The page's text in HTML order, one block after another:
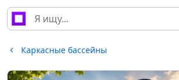
Каркасные бассейны